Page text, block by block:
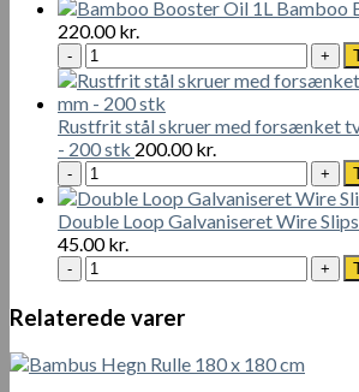
x
45
cm
antal
Bit
4
mm
antal
Bamboo
220.00kr.
Bamboo
Booster
Oil
1L
antal
Rustfrit stål skruer med forsænket
- 200 stk 200.00kr.
Rustfrit
stål
skruer
med
forsænket
tværhoved
x
mm
Double Loop Galvaniseret Wire
45.00kr.
Double
Loop
Galvaniseret
Wire
Slips
18
Relaterede varer